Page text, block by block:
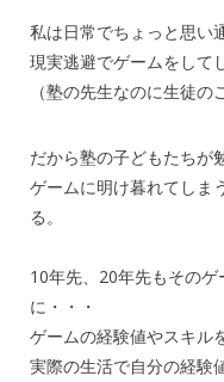
私は日常でちょっと思い
現実逃避でゲームをして
（塾の先生なのに生徒の
だから塾の子どもたちが
ゲームに明け暮れてしま
る。
10年先、20年先もその
に・・・
ゲームの経験値やスキル
実際の生活で自分の経験